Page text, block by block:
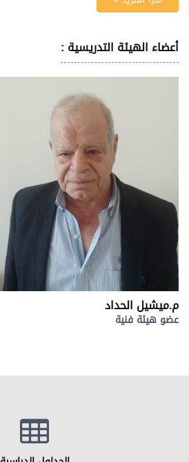
أعضاء الهيئة التدريسية :
م.ميشيل الحداد
عضو هيئة فنية